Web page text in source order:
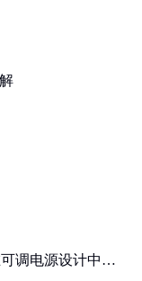
调电源设计中的